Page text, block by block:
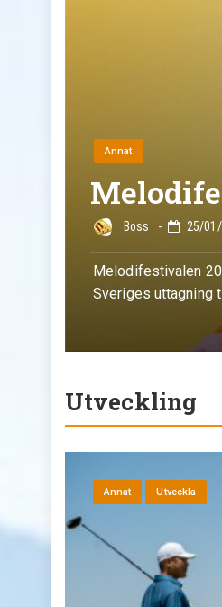
Annat
Boss 25/
Melodifestivalen
Sveriges uttagning
Utveckling
Annat Utveckla